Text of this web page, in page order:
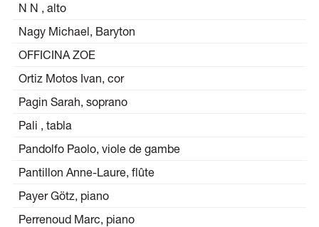
N N , alto
Nagy Michael, Baryton
OFFICINA ZOE
Ortiz Motos Ivan, cor
Pagin Sarah, soprano
Pali , tabla
Pandolfo Paolo, viole de gambe
Pantillon Anne-Laure, flûte
Payer Götz, piano
Perrenoud Marc, piano